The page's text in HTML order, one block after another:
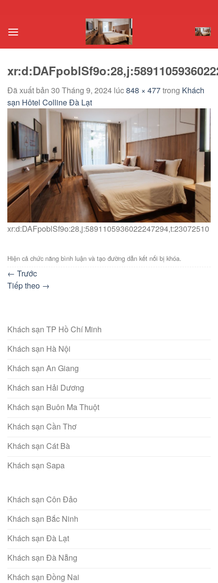
nội
Đã xuất bản 30 Tháng 9, 2024 lúc848 × 477trong Khách
sạn Hôtel Colline Đà Lạt
xr:d:DAFpoblSf9o:28,j:5891105936022247294,t:23072510
Hiện cả chức năng bình luận và tạo đường dẫn kết nối bị khóa.
← Trước
Tiếp theo →
Khách sạn TP Hồ Chí Minh
Khách sạn Hà Nội
Khách sạn An Giang
Khách san Hải Dương
Khách sạn Buôn Ma Thuột
Khách sạn Cần Thơ
Khách sạn Cát Bà
Khách sạn Sapa
Khách sạn Côn Đảo
Khách sạn Bắc Ninh
Khách sạn Đà Lạt
Khách sạn Đà Nẵng
Khách sạn Đồng Nai